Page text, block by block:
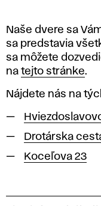
Naše dvere sa
sa predstavia
sa môžete
na tejto stránke.
Nájdete nás na
Drotárska
Koceľova 23